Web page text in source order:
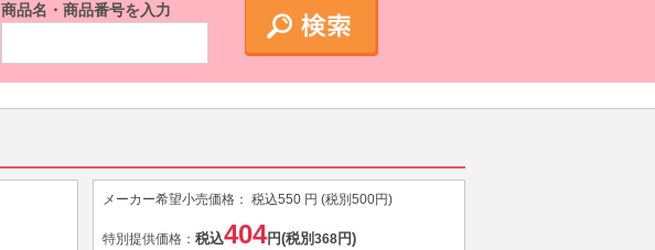
商品名・商品番号を入力
メーカー希望小売価格： 税込550 円 (税別 500円)
特別提供価格： 税込404円(税別 368円)